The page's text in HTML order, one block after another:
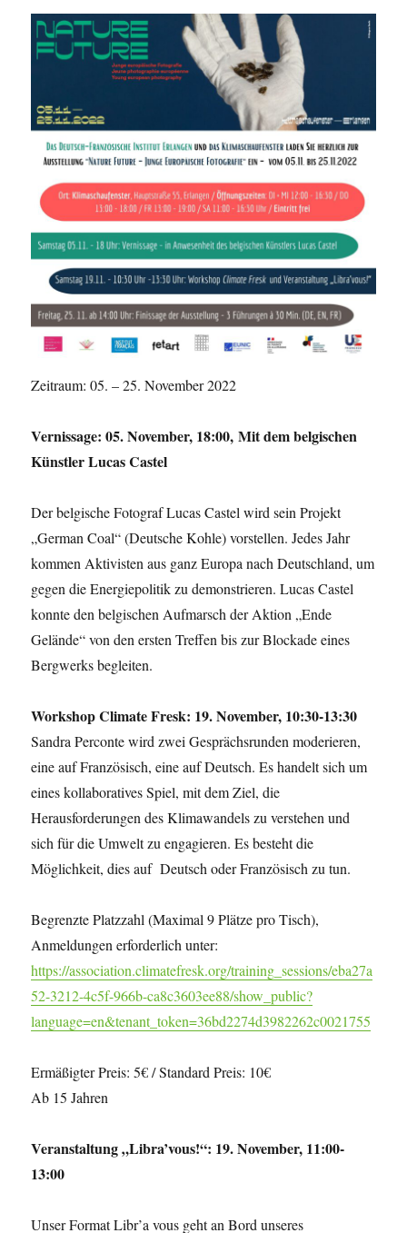
Zeitraum: 05. – 25. November 2022
Vernissage: 05. November, 18:00, Mit dembelgischen
Künstler Lucas Castel
Der belgische Fotograf Lucas Castel wird sein Projekt
„German Coal“ (Deutsche Kohle) vorstellen. Jedes Jahr
kommen Aktivisten aus ganz Europa nach Deutschland, um
gegen die Energiepolitik zu demonstrieren. Lucas Castel
konnte den belgischen Aufmarsch der Aktion „Ende
Gelände“ von den ersten Treffen bis zur Blockade eines
Bergwerks begleiten.
Workshop Climate Fresk: 19. November, 10:30-13:30
Sandra Perconte wird zwei Gesprächsrunden moderieren,
eine auf Französisch, eine auf Deutsch. Es handelt sich um
eines kollaboratives Spiel, mit dem Ziel, die
Herausforderungen des Klimawandels zu verstehen und
sich für die Umwelt zu engagieren. Es besteht die
Möglichkeit, dies auf Deutsch oder Französisch zu tun.
Begrenzte Platzzahl (Maximal 9 Plätze pro Tisch),
Anmeldungen erforderlich unter:
https://association.climatefresk.org/training_sessions/eba27a
52-3212-4c5f-966b-ca8c3603ee88/show_public?
language=en&tenant_token=36bd2274d3982262c0021755
Ermäßigter Preis: 5€ / Standard Preis: 10€
Ab 15 Jahren
Veranstaltung „Libra’vous!“: 19. November, 11:00-
13:00
Unser Format Libr’a vous geht an Bord unseres